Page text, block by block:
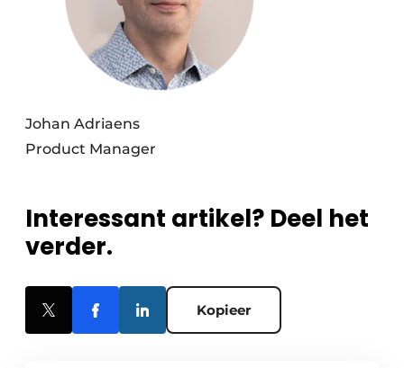
Johan Adriaens
Product Manager
Interessant artikel? Deel het
verder.
Kopieer